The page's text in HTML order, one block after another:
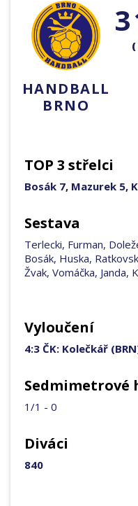
HANDBALL
BRNO
TOP 3 střelci
Bosák 7, Mazurek 5,
Sestava
Terlecki, Furman,
Bosák, Huska,
Žvak, Vomáčka, Janda,
Vyloučení
4:3 ČK: Kolečkář
Sedmimetrové
1/1 - 0
Diváci
840